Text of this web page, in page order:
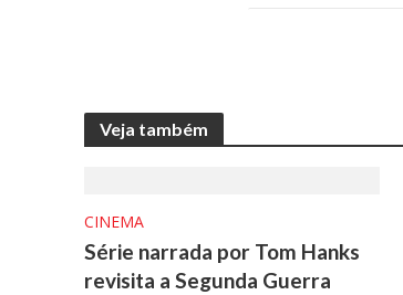
Veja também
CINEMA
Série narrada por Tom Hanks
revisita a Segunda Guerra